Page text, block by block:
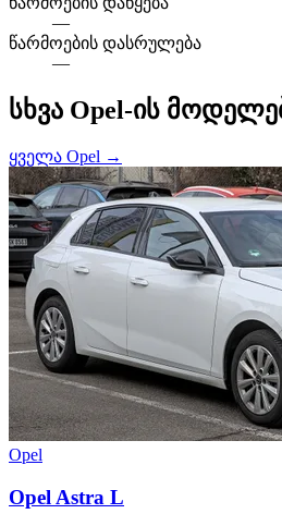
—
წარმოების დასრულება
—
სხვა Opel-ის
ყველა Opel →
Opel
Opel Astra L